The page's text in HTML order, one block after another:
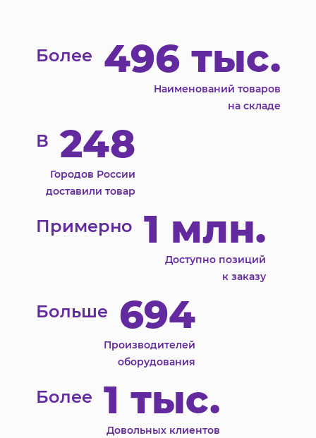
Более 496 тыс.
Наименований товаров
на складе
В 248
Городов России
доставили товар
Примерно 1 млн.
Доступно позиций
к заказу
Больше 694
Производителей
оборудования
Более 1 тыс.
Довольных клиентов